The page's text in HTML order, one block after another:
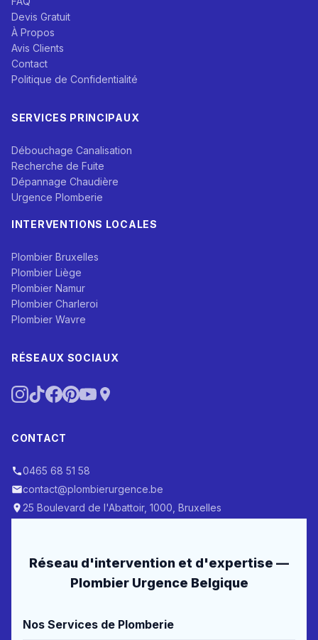
Devis Gratuit
À Propos
Avis Clients
Contact
Politique de Confidentialité
SERVICES PRINCIPAUX
Débouchage Canalisation
Recherche de Fuite
Dépannage Chaudière
Urgence Plomberie
INTERVENTIONS LOCALES
Plombier Bruxelles
Plombier Liège
Plombier Namur
Plombier Charleroi
Plombier Wavre
RÉSEAUX SOCIAUX
CONTACT
0465 68 51 58
contact@plombierurgence.be
25 Boulevard de l'Abattoir, 1000, Bruxelles
Réseau d'intervention et d'expertise —
Plombier Urgence Belgique
Nos Services de Plomberie